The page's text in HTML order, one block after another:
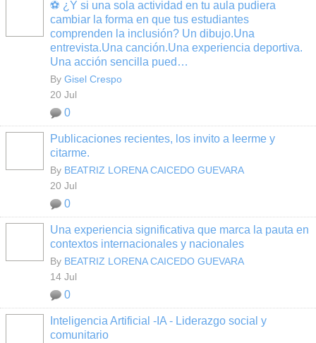
⚽ ¿Y si una sola actividad en tu aula pudiera
cambiar la forma en que tus estudiantes
comprenden la inclusión? Un dibujo.Una
entrevista.Una canción.Una experiencia deportiva.
Una acción sencilla pued…
By Gisel Crespo
20 Jul
0
Publicaciones recientes, los invito a leerme y
citarme.
By BEATRIZ LORENA CAICEDO GUEVARA
20 Jul
0
Una experiencia significativa que marca la pauta en
contextos internacionales y nacionales
By BEATRIZ LORENA CAICEDO GUEVARA
14 Jul
0
Inteligencia Artificial -IA - Liderazgo social y
comunitario